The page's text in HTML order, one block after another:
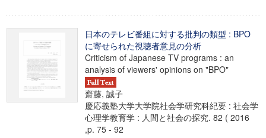
日本のテレビ番組に対する批判の類型 : BPO
に寄せられた視聴者意見の分析
Criticism of Japanese TV programs : an
analysis of viewers' opinions on "BPO"
齋藤, 誠子
慶応義塾大学大学院社会学研究科紀要 : 社会学
心理学教育学 : 人間と社会の探究. 82 ( 2016
,p. 75 - 92